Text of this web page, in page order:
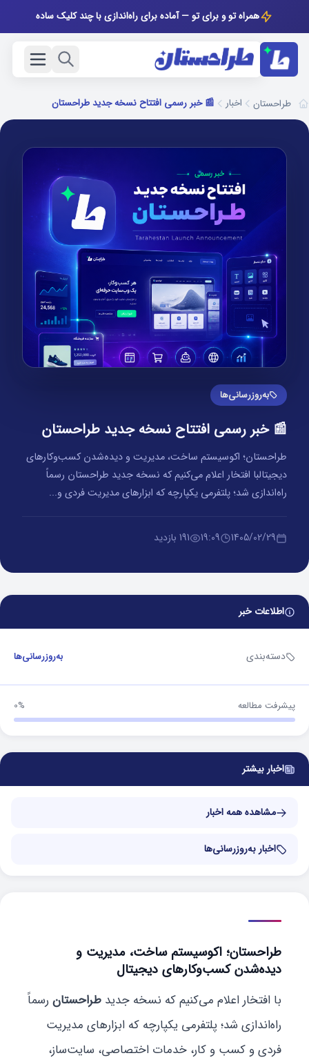
همراه تو و برای تو — آماده برای راه‌اندازی با چند کلیک ساده
طراحستان اخبار 📰 خبر رسمی افتتاح نسخه جدید طراحستان
به‌روزرسانی‌ها
📰 خبر رسمی افتتاح نسخه جدید طراحستان
طراحستان؛ اکوسیستم ساخت، مدیریت و دیده‌شدن کسب‌وکارهای
دیجیتالبا افتخار اعلام می‌کنیم که نسخه جدید طراحستان رسماً
راه‌اندازی شد؛ پلتفرمی یکپارچه که ابزارهای مدیریت فردی و...
1405/02/29
19:09 191 بازدید
اطلاعات خبر
دسته‌بندی به‌روزرسانی‌ها
پیشرفت مطالعه 0%
اخبار بیشتر
مشاهده همه اخبار
اخبار به‌روزرسانی‌ها
طراحستان؛ اکوسیستم ساخت، مدیریت و
دیده‌شدن کسب‌وکارهای دیجیتال
با افتخار اعلام می‌کنیم که نسخه جدید طراحستان رسماً
راه‌اندازی شد؛ پلتفرمی یکپارچه که ابزارهای مدیریت
فردی و کسب و کار، خدمات اختصاصی، سایت‌ساز،